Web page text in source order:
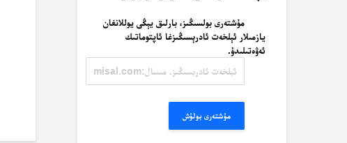
مۇشتەرى بولسىڭىز، بارلىق يېڭى يوللانغان
يازمىلار ئېلخەت ئادرېسىڭىزغا ئاپتوماتىك
ئەۋەتىلىدۇ.
ئادرېسىڭىز.
مۇشتەرى بولۇش